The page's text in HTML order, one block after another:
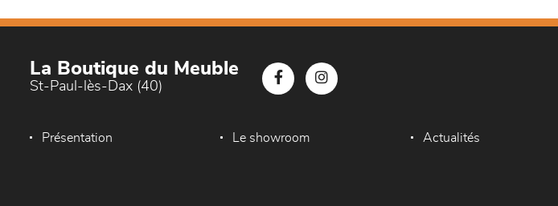
La Boutique du Meuble
St-Paul-lès-Dax (40)
Présentation Le showroom Actualités